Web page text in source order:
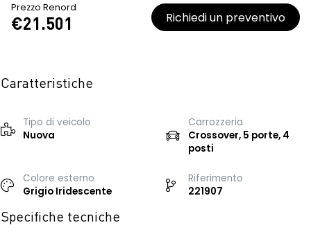
Prezzo Renord
€21.501 Richiedi un preventivo
Caratteristiche
Tipo di veicolo
Nuova
Carrozzeria
Crossover, 5 porte, 4
posti
Colore esterno
Grigio Iridescente
Riferimento
221907
Specifiche tecniche